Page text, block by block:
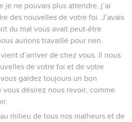
je ne pouvais plus attendre, j’ai
des nouvelles de votre foi. J’avais
du mal vous avait peut-être
aurions travaillé pour rien.
d’arriver de chez vous. Il nous
de votre foi et de votre
gardez toujours un bon
désirez nous revoir, comme
milieu de tous nos malheurs et de